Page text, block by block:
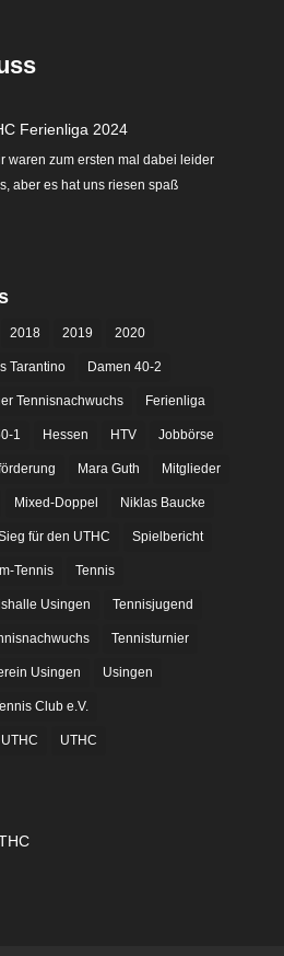
Ferienliga 2024
waren zum ersten mal dabei leider
aber es hat uns riesen spaß
2018 2019 2020
Tarantino Damen 40-2
Tennisnachwuchs Ferienliga
1 Hessen HTV Jobbörse
Mara Guth Mitglieder
Mixed-Doppel Niklas Baucke
für den UTHC Spielbericht
Tennis Tennis
Usingen Tennisjugend
Tennisturnier
Usingen Usingen
Club e.V.
UTHC UTHC